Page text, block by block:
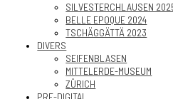
SILVESTERCHLAUSEN
BELLE EPOQUE 2024
TSCHÄGGÄTTÄ 2023
DIVERS
SEIFENBLASEN
MITTELERDE-MUSEUM
ZÜRICH
PRE-DIGITAL